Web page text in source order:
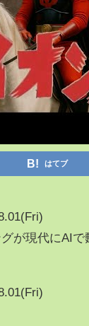
はてブ
が現代にAI